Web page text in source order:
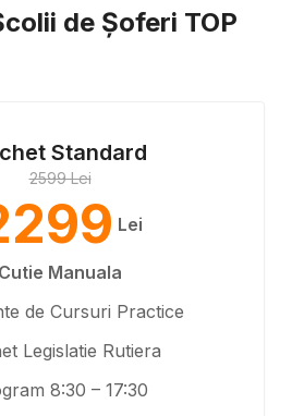
de Șoferi TOP
Standard
2599 Lei
Lei
Cutie Manuala
de Cursuri Practice
Legislatie Rutiera
8:30 – 17:30